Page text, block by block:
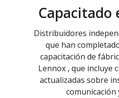
Capacitado
Distribuidores
que han
capacitación de
Lennox , que incluye
actualizadas sobre
comunicación